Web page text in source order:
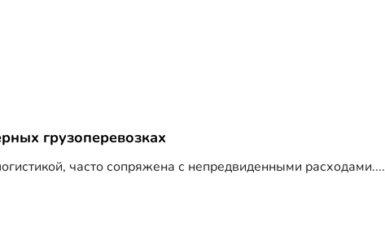
грузоперевозках
часто сопряжена с непредвиденными расходами....